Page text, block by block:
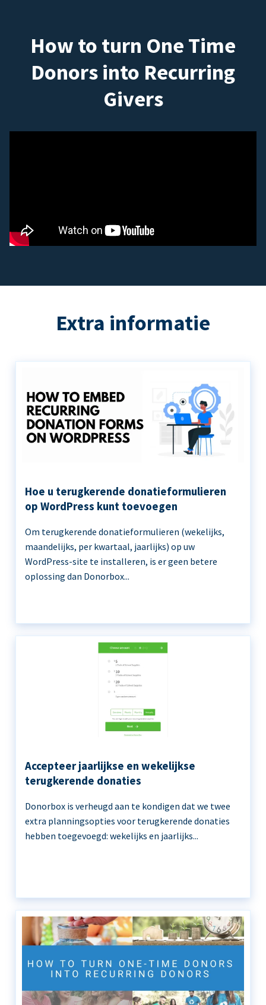
How to turn One Time
Donors into Recurring
Givers
Extra informatie
Hoe u terugkerende donatieformulieren
op WordPress kunt toevoegen
Om terugkerende donatieformulieren (wekelijks,
maandelijks, per kwartaal, jaarlijks) op uw
WordPress-site te installeren, is er geen betere
oplossing dan Donorbox...
Accepteer jaarlijkse en wekelijkse
terugkerende donaties
Donorbox is verheugd aan te kondigen dat we twee
extra planningsopties voor terugkerende donaties
hebben toegevoegd: wekelijks en jaarlijks...